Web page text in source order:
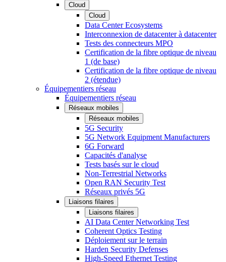
Cloud
Cloud
Data Center Ecosystems
Interconnexion de datacenter à datacenter
Tests des connecteurs MPO
Certification de la fibre optique de niveau
1 (de base)
Certification de la fibre optique de niveau
2 (étendue)
Équipementiers réseau
Équipementiers réseau
Réseaux mobiles
Réseaux mobiles
5G Security
5G Network Equipment Manufacturers
6G Forward
Capacités d'analyse
Tests basés sur le cloud
Non-Terrestrial Networks
Open RAN Security Test
Réseaux privés 5G
Liaisons filaires
Liaisons filaires
AI Data Center Networking Test
Coherent Optics Testing
Déploiement sur le terrain
Harden Security Defenses
High-Speed Ethernet Testing